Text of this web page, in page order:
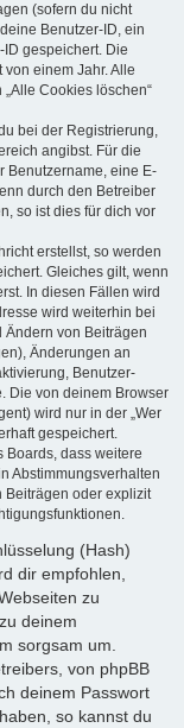
(sofern du nicht
Benutzer-ID, ein
gespeichert. Die
einem Jahr. Alle
Cookies löschen“
bei der Registrierung,
angibst. Für die
Benutzername, eine E-
durch den Betreiber
so ist dies für dich vor
erstellst, so werden
Gleiches gilt, wenn
In diesen Fällen wird
wird weiterhin bei
von Beiträgen
Änderungen an
Benutzer-
Die von deinem Browser
wird nur in der „Wer
gespeichert.
dass weitere
Abstimmungsverhalten
Beiträgen oder explizit
(Hash)
dir empfohlen,
zu
deinem
sorgsam um.
von phpBB
deinem Passwort
so kannst du